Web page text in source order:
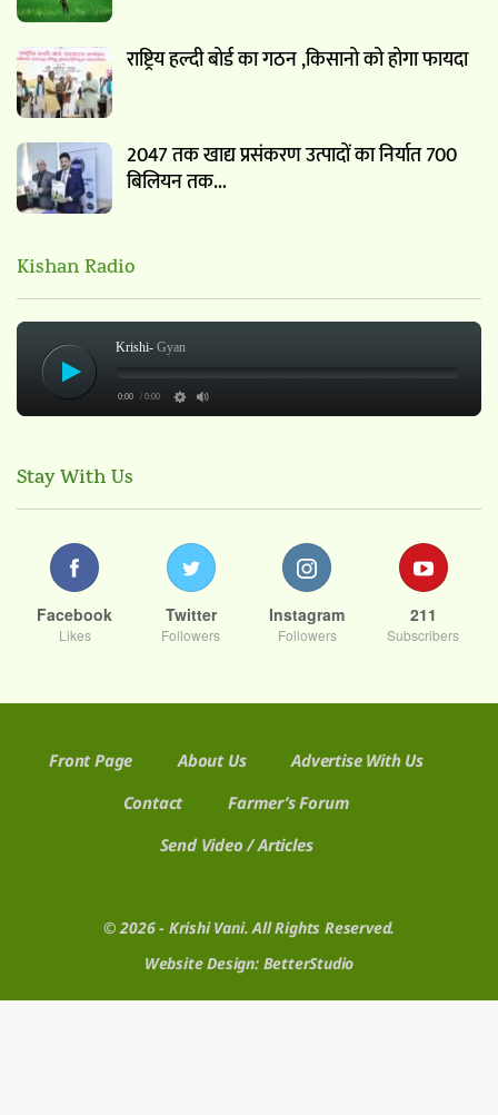
राष्ट्रिय हल्दी बोर्ड का गठन ,किसानो को होगा फायदा
2047 तक खाद्य प्रसंकरण उत्पादों का निर्यात 700
बिलियन तक…
Kishan Radio
Krishi- Gyan
0:00 / 0:00
Stay With Us
Facebook
Likes
Twitter
Followers
Instagram
Followers
211
Subscribers
Front Page About Us
Advertise With Us
Contact
Farmer’s Forum
Send Video / Articles
© 2026 - Krishi Vani. All Rights Reserved.
Website Design: BetterStudio